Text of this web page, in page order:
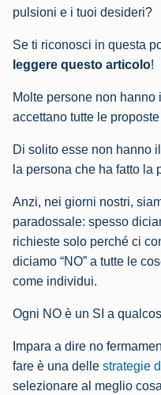
pulsioni e i tuoi desideri?
Se ti riconosci in questa
leggere questo articolo!
Molte persone non
accettano tutte le
Di solito esse non hanno
la persona che ha fatto la
Anzi, nei giorni nostri,
paradossale: spesso
richieste solo perché ci
diciamo “NO” a tutte le
come individui.
Ogni NO è un SI a
Impara a dire no
fare è una delle strategie
selezionare al meglio